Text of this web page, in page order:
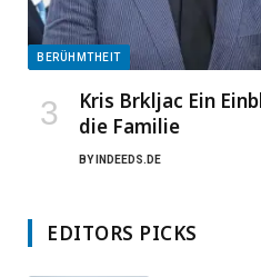
BERÜHMTHEIT
Kris Brkljac Ein
die Familie
BY INDEEDS.DE
EDITORS PICKS